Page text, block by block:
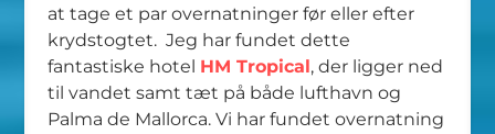
at tage et par overnatninger før eller efter
krydstogtet. Jeg har fundet dette
fantastiske hotel HM Tropical, der ligger ned
til vandet samt tæt på både lufthavn og
Palma de Mallorca. Vi har fundet overnatning